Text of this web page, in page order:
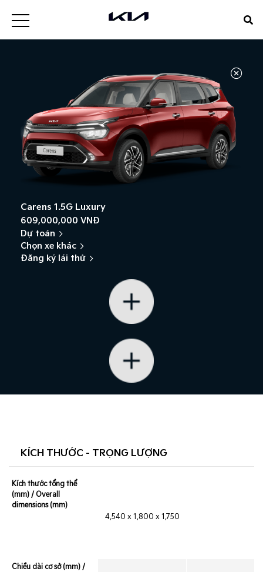
Carens 1.5G Luxury
609,000,000 VNĐ
Dự toán
Chọn xe khác
Đăng ký lái thử
KÍCH THƯỚC - TRỌNG LƯỢNG
Kích thước tổng thể
(mm) / Overall
dimensions (mm)
4,540 x 1,800 x 1,750
Chiều dài cơ sở (mm) /